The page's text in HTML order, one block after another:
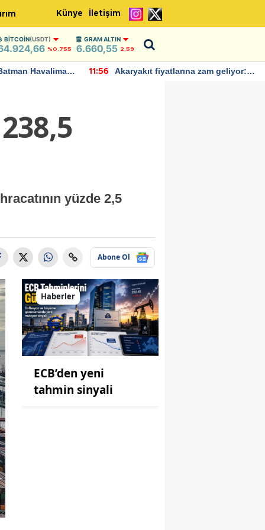
Künye İletişim
BITCOIN(USDT)
%0.755
GRAM ALTIN
6.660,55 2,59
Havalimanı
11:56
Akaryakıt fiyatlarına zam geliyor:
yüzde 2,5
Abone Ol
Haberler
ECB’den yeni
tahmin sinyali